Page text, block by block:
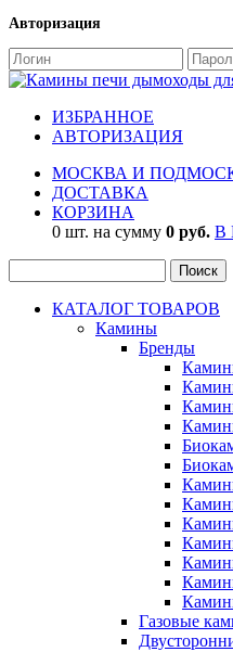
Авторизация
ИЗБРАННОЕ
АВТОРИЗАЦИЯ
МОСКВА И
ДОСТАВКА
КОРЗИНА
0 шт. на сумму 0 руб. В
КАТАЛОГ ТОВАРОВ
Камины
Бренды
Газовые